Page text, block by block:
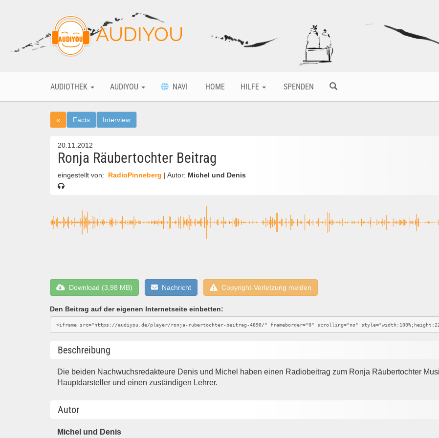
AUDIYOU
AUDIOTHEK AUDIYOU NAVI HOME HILFE SPENDEN
« Facts Interview
20.11.2012
Ronja Räubertochter Beitrag
eingestellt von: RadioPinneberg | Autor: Michel und Denis
Download (3,98 MB) Nachricht Copyright-Verletzung melden
Den Beitrag auf der eigenen Internetseite einbetten:
Beschreibung
Die beiden Nachwuchsredakteure Denis und Michel haben einen Radiobeitrag zum Ronja Räubertochter
Hauptdarsteller und einen zuständigen Lehrer.
Autor
Michel und Denis